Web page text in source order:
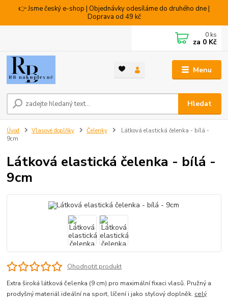
👉 Jsme český e-shop | Objednávky odesíláme do druhého dne |
Doprava od 49 kč
Menu
Hledat
0 ks
za 0 Kč
Úvod Vlasové doplňky Čelenky
Látková elastická čelenka - bílá -
9cm
Látková elastická čelenka - bílá -
9cm
Ohodnotit produkt
Extra široká látková čelenka (9 cm) pro maximální fixaci vlasů. Pružný a
prodyšný materiál ideální na sport, líčení i jako stylový doplněk. celý